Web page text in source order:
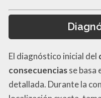
El diagnóstico inicial del
consecuenciasse basa
detallada. Durante la